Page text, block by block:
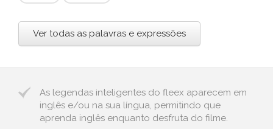
Ver todas as palavras e expressões
As legendas inteligentes do fleex aparecem em
inglês e/ou na sua língua, permitindo que
aprenda inglês enquanto desfruta do filme.